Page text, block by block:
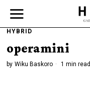
HYBRID
operamini
by Wiku Baskoro 1 min read